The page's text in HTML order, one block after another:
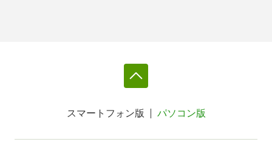
スマートフォン版 パソコン版